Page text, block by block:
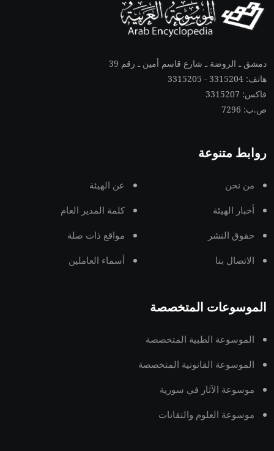
دمشق ـ الروضة ـ شارع قاسم أمين ـ رقم 39
هاتف: 3315204 - 3315205
فاكس: 3315207
ص.ب: 7296
روابط متنوعة
من نحن عن الهيئة
أخبار الهيئة كلمة المدير العام
حقوق النشر مواقع ذات صلة
الاتصال بنا أسماء العاملين
الموسوعات المتخصصة
الموسوعة الطبية المتخصصة
الموسوعة القانونية المتخصصة
موسوعة الآثار في سورية
موسوعة العلوم والتقانات